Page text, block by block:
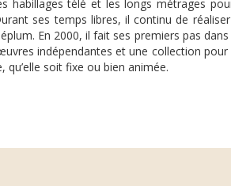
habillages télé et les longs métrages
ses temps libres, il continu de
En 2000, il fait ses premiers pas dans
indépendantes et une collection pour
qu’elle soit fixe ou bien animée.